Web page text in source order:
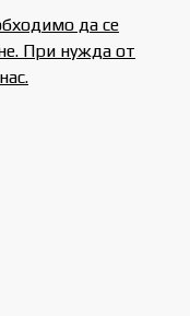
да се
При нужда от